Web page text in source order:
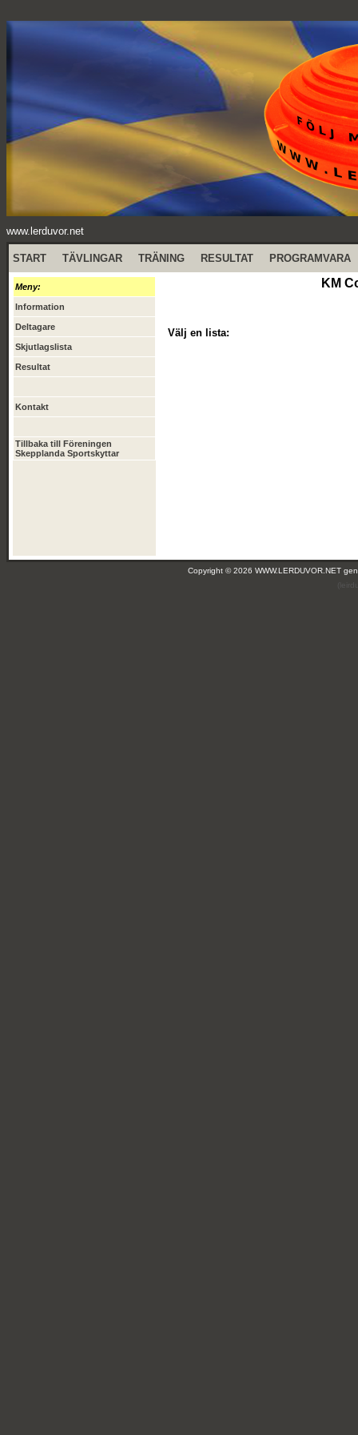
www.lerduvor.net
START TÄVLINGAR TRÄNING RESULTAT PROGRAMVARA
Meny:
Information
Deltagare
Skjutlagslista
Resultat
Kontakt
Tillbaka till Föreningen
Skepplanda Sportskyttar
KM
Välj en lista:
Copyright © 2026 WWW.LERDUVOR.NET